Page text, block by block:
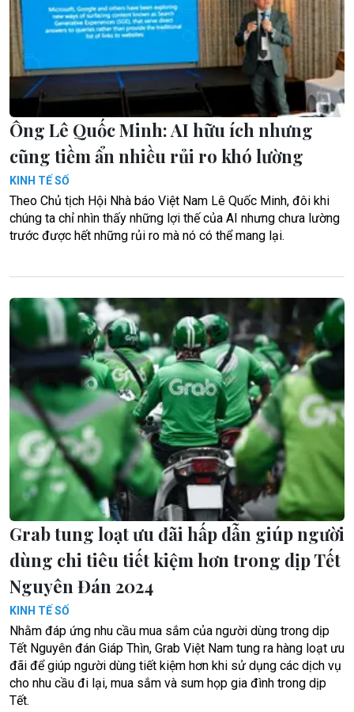
Ông Lê Quốc Minh: AI hữu ích nhưng
cũng tiềm ẩn nhiều rủi ro khó lường
KINH TẾ SỐ
Theo Chủ tịch Hội Nhà báo Việt Nam Lê Quốc Minh, đôi khi
chúng ta chỉ nhìn thấy những lợi thế của AI nhưng chưa lường
trước được hết những rủi ro mà nó có thể mang lại.
Grab tung loạt ưu đãi hấp dẫn giúp người
dùng chi tiêu tiết kiệm hơn trong dịp Tết
Nguyên Đán 2024
KINH TẾ SỐ
Nhằm đáp ứng nhu cầu mua sắm của người dùng trong dịp
Tết Nguyên đán Giáp Thìn, Grab Việt Nam tung ra hàng loạt ưu
đãi để giúp người dùng tiết kiệm hơn khi sử dụng các dịch vụ
cho nhu cầu đi lại, mua sắm và sum họp gia đình trong dịp
Tết.